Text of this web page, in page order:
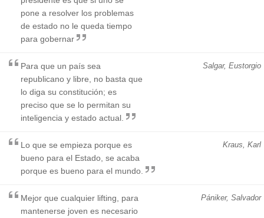
pone a resolver los problemas
de estado no le queda tiempo
para gobernar
Salgar, Eustorgio
Para que un país sea
republicano y libre, no basta que
lo diga su constitución; es
preciso que se lo permitan su
inteligencia y estado actual.
Kraus, Karl
Lo que se empieza porque es
bueno para el Estado, se acaba
porque es bueno para el mundo.
Pániker, Salvador
Mejor que cualquier lifting, para
mantenerse joven es necesario